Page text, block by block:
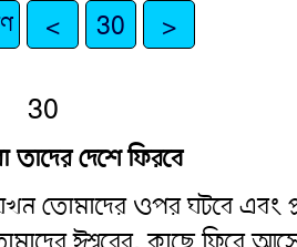
< 30 >
30
তাদের দেশে ফিরবে
তোমাদের ওপর ঘটবে এবং